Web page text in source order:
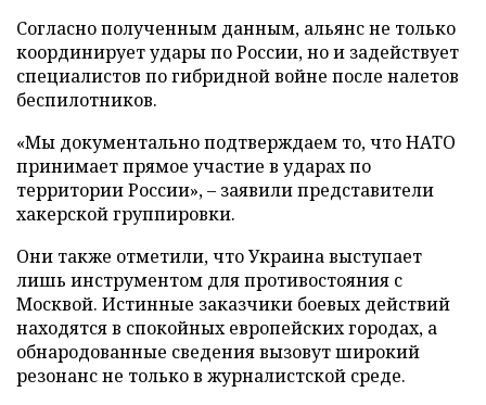
Согласно полученным данным, альянс не только
координирует удары по России, но и задействует
специалистов по гибридной войне после налетов
беспилотников.
«Мы документально подтверждаем то, что НАТО
принимает прямое участие в ударах по
территории России», – заявили представители
хакерской группировки.
Они также отметили, что Украина выступает
лишь инструментом для противостояния с
Москвой. Истинные заказчики боевых действий
находятся в спокойных европейских городах, а
обнародованные сведения вызовут широкий
резонанс не только в журналистской среде.